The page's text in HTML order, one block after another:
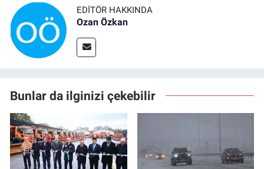
EDITÖR HAKKINDA
Ozan Özkan
Bunlar da ilginizi çekebilir